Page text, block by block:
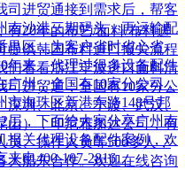
有20年的布艺/面料/布料进
提供韩国布料进口报关流程
们看看浙江宁波进口面料清
司进贸通，全国有10家分公
圳、北京、宁波、武汉、
山），印尼雅加达公司，有
员、操作人员等500多人，
大船东合作。欢迎在线咨询
司进贸通接到需求后，帮客
南沙港三期码头，再运输配
禺区，为客户省时省心省
年来，代理过很多设备配件
广州，全国有10家分公司，
市海珠区新港东路148号邦
层，下面给大家分享广州南
报关代理设备配件案例，欢
电400-107-2816。